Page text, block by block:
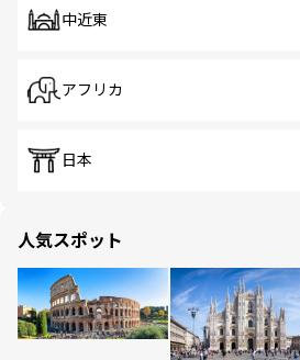
中近東
アフリカ
日本
人気スポット